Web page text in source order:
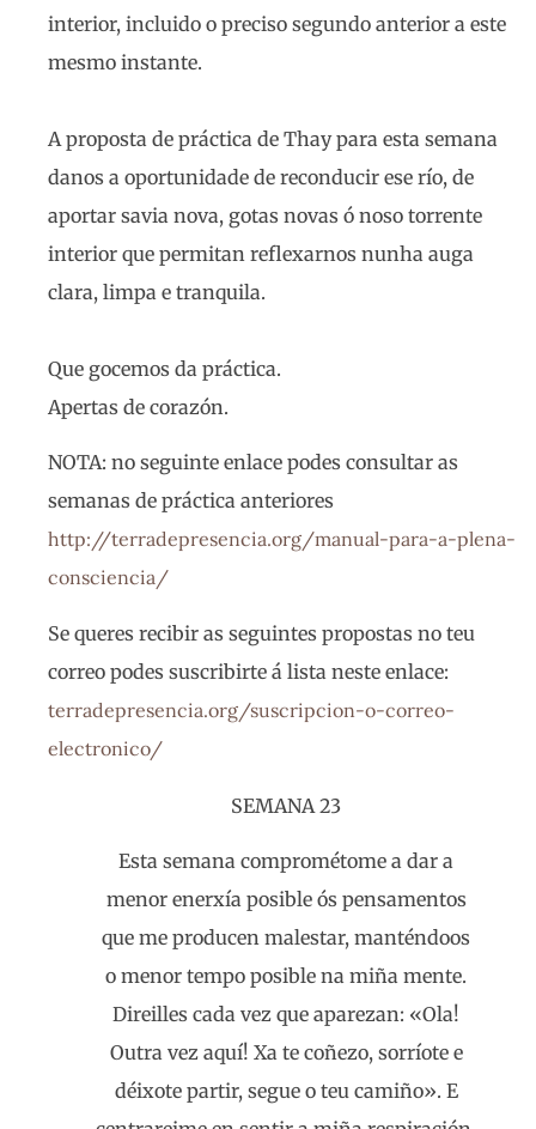
interior, incluido o preciso segundo anterior a este
mesmo instante.
A proposta de práctica de Thay para esta semana
danos a oportunidade de reconducir ese río, de
aportar savia nova, gotas novas ó noso torrente
interior que permitan reflexarnos nunha auga
clara, limpa e tranquila.
Que gocemos da práctica.
Apertas de corazón.
NOTA: no seguinte enlace podes consultar as
semanas de práctica anteriores
http://terradepresencia.org/manual-para-a-plena-
consciencia/
Se queres recibir as seguintes propostas no teu
correo podes suscribirte á lista neste enlace:
terradepresencia.org/suscripcion-o-correo-
electronico/
SEMANA 23
Esta semana comprométome a dar a
menor enerxía posible ós pensamentos
que me producen malestar, manténdoos
o menor tempo posible na miña mente.
Direilles cada vez que aparezan: «Ola!
Outra vez aquí! Xa te coñezo, sorríote e
déixote partir, segue o teu camiño». E